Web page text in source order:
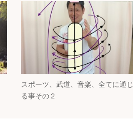
スポーツ、武道、音楽、全てに通じ
る事その２